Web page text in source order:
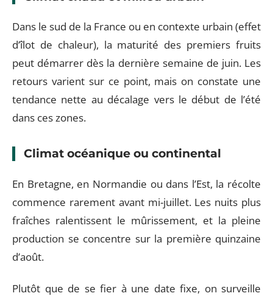
Dans le sud de la France ou en contexte urbain (effet
d’îlot de chaleur), la maturité des premiers fruits
peut démarrer dès la dernière semaine de juin. Les
retours varient sur ce point, mais on constate une
tendance nette au décalage vers le début de l’été
dans ces zones.
Climat océanique ou continental
En Bretagne, en Normandie ou dans l’Est, la récolte
commence rarement avant mi-juillet. Les nuits plus
fraîches ralentissent le mûrissement, et la pleine
production se concentre sur la première quinzaine
d’août.
Plutôt que de se fier à une date fixe, on surveille